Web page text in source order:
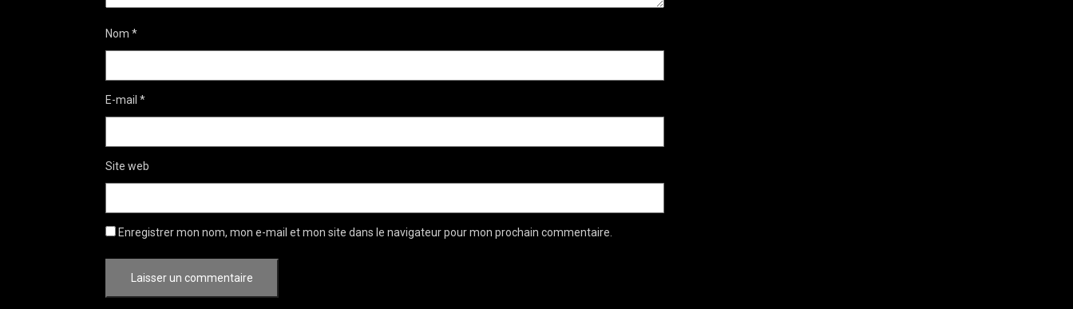
Nom *
E-mail *
Site web
Enregistrer mon nom, mon e-mail et mon site dans le navigateur pour mon prochain commentaire.